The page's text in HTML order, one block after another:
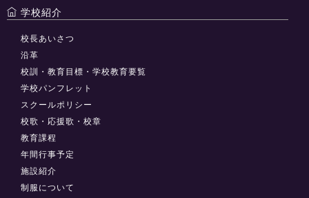
学校紹介
校長あいさつ
沿革
校訓・教育目標・学校教育要覧
学校パンフレット
スクールポリシー
校歌・応援歌・校章
教育課程
年間行事予定
施設紹介
制服について